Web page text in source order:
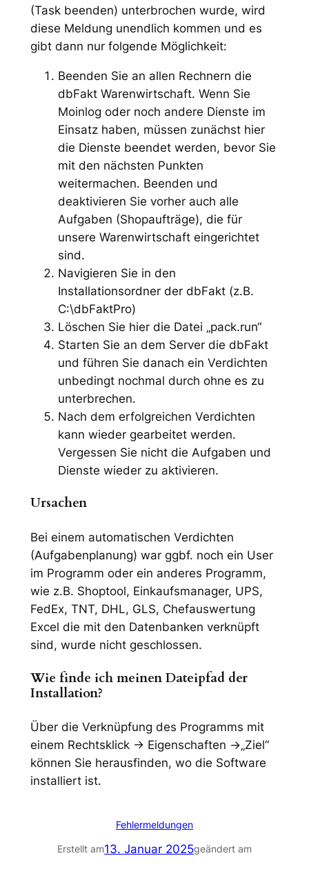
(Task beenden) unterbrochen wurde, wird
diese Meldung unendlich kommen und es
gibt dann nur folgende Möglichkeit:
Beenden Sie an allen Rechnern die
dbFakt Warenwirtschaft. Wenn Sie
Moinlog oder noch andere Dienste im
Einsatz haben, müssen zunächst hier
die Dienste beendet werden, bevor Sie
mit den nächsten Punkten
weitermachen. Beenden und
deaktivieren Sie vorher auch alle
Aufgaben (Shopaufträge), die für
unsere Warenwirtschaft eingerichtet
sind.
Navigieren Sie in den
Installationsordner der dbFakt (z.B.
C:\dbFaktPro)
Löschen Sie hier die Datei „pack.run“
Starten Sie an dem Server die dbFakt
und führen Sie danach ein Verdichten
unbedingt nochmal durch ohne es zu
unterbrechen.
Nach dem erfolgreichen Verdichten
kann wieder gearbeitet werden.
Vergessen Sie nicht die Aufgaben und
Dienste wieder zu aktivieren.
Ursachen
Bei einem automatischen Verdichten
(Aufgabenplanung) war ggbf. noch ein User
im Programm oder ein anderes Programm,
wie z.B. Shoptool, Einkaufsmanager, UPS,
FedEx, TNT, DHL, GLS, Chefauswertung
Excel die mit den Datenbanken verknüpft
sind, wurde nicht geschlossen.
Wie finde ich meinen Dateipfad der
Installation?
Über die Verknüpfung des Programms mit
einem Rechtsklick → Eigenschaften →„Ziel“
können Sie herausfinden, wo die Software
installiert ist.
Fehlermeldungen
Erstellt am13. Januar 2025geändert am